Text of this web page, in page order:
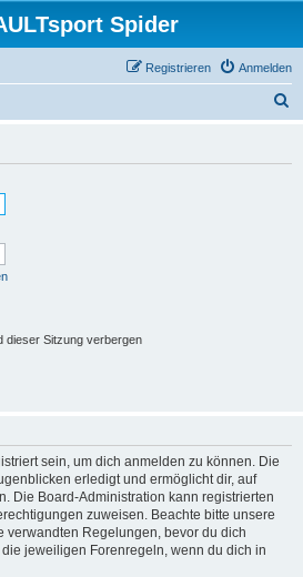
Spider
Anmelden
Registrieren
dieser Sitzung verbergen
sein, um dich anmelden zu können. Die
erledigt und ermöglicht dir, auf
Die Board-Administration kann registrierten
zuweisen. Beachte bitte unsere
verwandten Regelungen, bevor du dich
jeweiligen Forenregeln, wenn du dich in